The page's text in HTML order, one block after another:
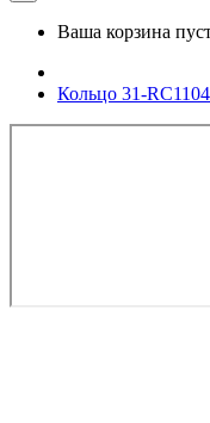
Ваша корзина
Кольцо 31-